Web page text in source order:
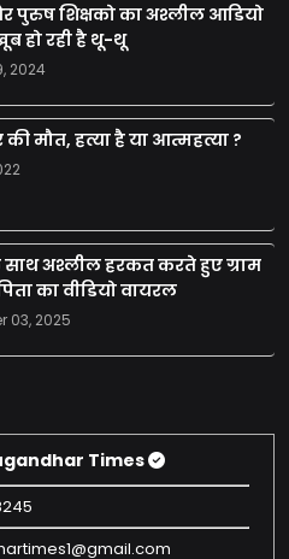
पुरुष शिक्षको का अश्लील आडियो
हो रही है थू-थू
2024
मौत, हत्या है या आत्महत्या ?
अश्लील हरकत करते हुए ग्राम
का वीडियो वायरल
03, 2025
Times